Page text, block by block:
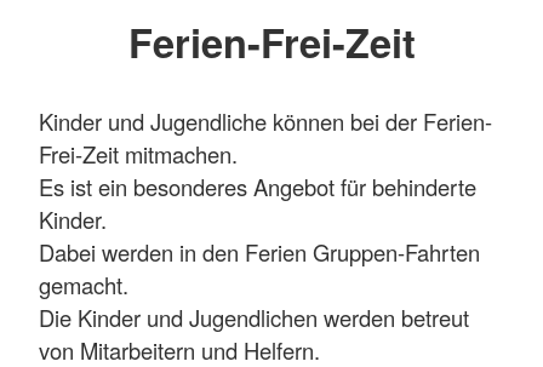
Ferien-Frei-Zeit
Kinder und Jugendliche können bei der Ferien-
Frei-Zeit mitmachen.
Es ist ein besonderes Angebot für behinderte
Kinder.
Dabei werden in den Ferien Gruppen-Fahrten
gemacht.
Die Kinder und Jugendlichen werden betreut
von Mitarbeitern und Helfern.